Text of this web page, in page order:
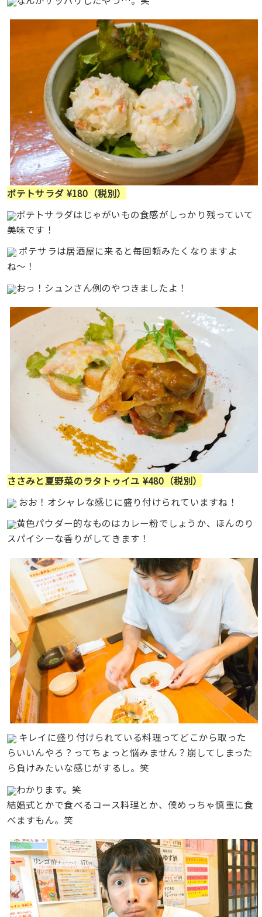
ポテトサラダ ¥180（税別）
ポテトサラダはじゃがいもの食感がしっかり残っていて
美味です！
ポテサラは居酒屋に来ると毎回頼みたくなりますよ
ね〜！
おっ！シュンさん例のやつきましたよ！
ささみと夏野菜のラタトゥイユ ¥480（税別）
おお！オシャレな感じに盛り付けられていますね！
黄色パウダー的なものはカレー粉でしょうか、ほんのり
スパイシーな香りがしてきます！
キレイに盛り付けられている料理ってどこから取った
らいいんやろ？ってちょっと悩みません？崩してしまった
ら負けみたいな感じがするし。笑
わかります。笑
結婚式とかで食べるコース料理とか、僕めっちゃ慎重に食
べますもん。笑